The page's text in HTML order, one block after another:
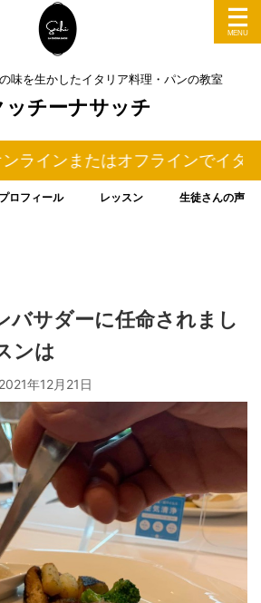
味を生かしたイタリア料理・パンの教室
ッチーナサッチ
ンまたはオフラインでイタリア
ロフィール レッスン 生徒さんの声
バサダーに任命されまし
ンは
2021年12月21日